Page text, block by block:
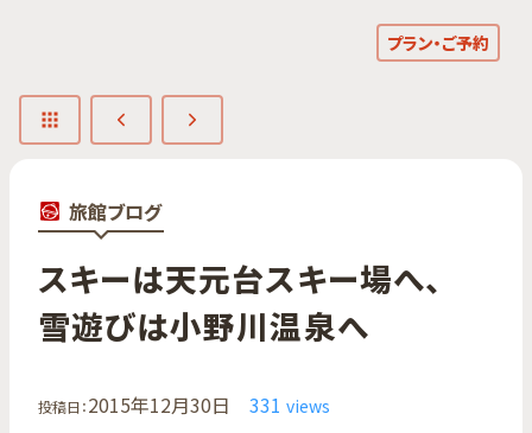
プラン・ご予約
旅館ブログ
スキーは​天元台スキー場へ、​
雪遊びは​小野川温泉へ
投稿日：2015年12月30日 331 views